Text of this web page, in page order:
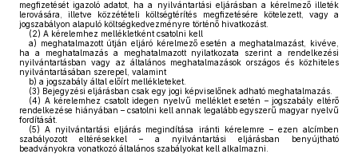
megfizetését igazoló adatot, ha a nyilvántartási eljárásban a kérelmező illeték
lerovására, illetve közzétételi költségtérítés megfizetésére kötelezett, vagy a
jogszabályon alapuló költségkedvezményre történő hivatkozást.
(2) A kérelemhez mellékletként csatolni kell
a) meghatalmazott útján eljáró kérelmező esetén a meghatalmazást, kivéve,
ha a meghatalmazás a meghatalmazott nyilatkozata szerint a rendelkezési
nyilvántartásban vagy az általános meghatalmazások országos és közhiteles
nyilvántartásában szerepel, valamint
b) a jogszabály által előírt mellékleteket.
(3) Bejegyzési eljárásban csak egy jogi képviselőnek adható meghatalmazás.
(4) A kérelemhez csatolt idegen nyelvű melléklet esetén – jogszabály eltérő
rendelkezése hiányában – csatolni kell annak legalább egyszerű magyar nyelvű
fordítását.
(5) A nyilvántartási eljárás megindítása iránti kérelemre – ezen alcímben
szabályozott eltérésekkel – a nyilvántartási eljárásban benyújtható
beadványokra vonatkozó általános szabályokat kell alkalmazni.